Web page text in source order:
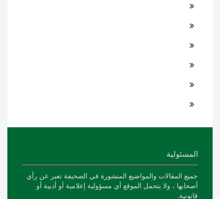
المسئولية
جميع المقالات والمواضيع المنشورة في الصحيفة تعبر عن رأي
أصحابها ، ولا يتحمل الموقع أي مسؤولية إعلامية أو أدبية أو
قانونية.